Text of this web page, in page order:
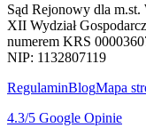
Sąd Rejonowy dla
XII Wydział
numerem KRS
NIP: 1132807119
RegulaminBlogMapa
4.3/5 Google Opinie